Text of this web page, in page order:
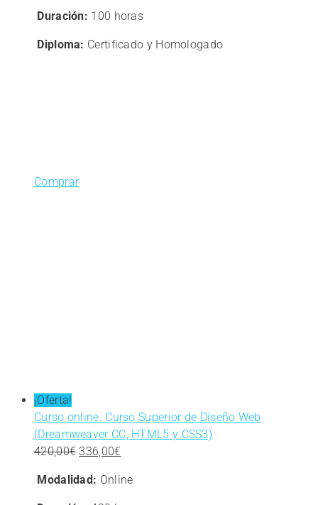
era:
Duración: 100 horas
Diploma: Certificado y Homologado
Comprar
¡Oferta!
Curso online. Curso Superior de Diseño Web
(Dreamweaver CC, HTML5 y CSS3)
420,00€ El
original
era:
336,00€
actual
Modalidad: Online